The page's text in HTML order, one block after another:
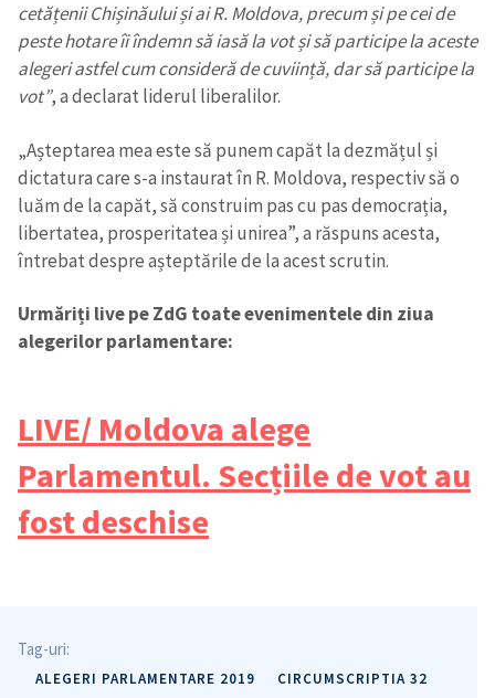
cetățenii Chișinăului și ai R. Moldova, precum și pe cei de
peste hotare îi îndemn să iasă la vot și să participe la aceste
alegeri astfel cum consideră de cuviință, dar să participe la
vot”, a declarat liderul liberalilor.
„Așteptarea mea este să punem capăt la dezmățul și
dictatura care s-a instaurat în R. Moldova, respectiv să o
luăm de la capăt, să construim pas cu pas democrația,
libertatea, prosperitatea și unirea”, a răspuns acesta,
întrebat despre așteptările de la acest scrutin.
Urmăriți live pe ZdG toate evenimentele din ziua
alegerilor parlamentare:
LIVE/ Moldova alege
Parlamentul. Secțiile de vot au
fost deschise
Tag-uri:
ALEGERI PARLAMENTARE 2019 CIRCUMSCRIPTIA 32